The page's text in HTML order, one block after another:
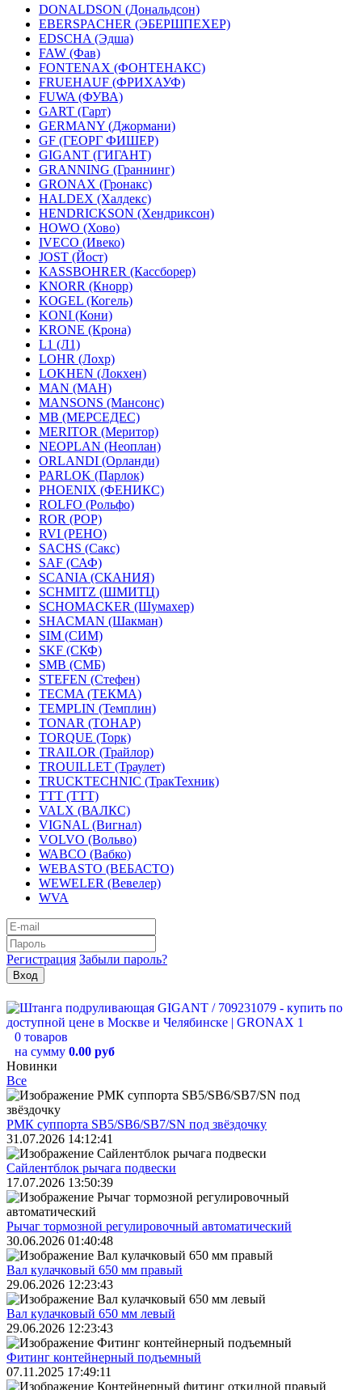
DONALDSON (Дональдсон)
EBERSPACHER (ЭБЕРШПЕХЕР)
EDSCHA (Эдша)
FAW (Фав)
FONTENAX (ФОНТЕНАКС)
FRUEHAUF (ФРИХАУФ)
FUWA (ФУВА)
GART (Гарт)
GERMANY (Джормани)
GF (ГЕОРГ ФИШЕР)
GIGANT (ГИГАНТ)
GRANNING (Граннинг)
GRONAX (Гронакс)
HALDEX (Халдекс)
HENDRICKSON (Хендриксон)
HOWO (Хово)
IVECO (Ивеко)
JOST (Йост)
KASSBOHRER (Касcборер)
KNORR (Кнорр)
KOGEL (Когель)
KONI (Кони)
KRONE (Крона)
L1 (Л1)
LOHR (Лохр)
LOKHEN (Локхен)
MAN (МАН)
MANSONS (Мансонс)
MB (МЕРСЕДЕС)
MERITOR (Меритор)
NEOPLAN (Неоплан)
ORLANDI (Орланди)
PARLOK (Парлок)
PHOENIX (ФЕНИКС)
ROLFO (Рольфо)
ROR (РОР)
RVI (РЕНО)
SACHS (Сакс)
SAF (САФ)
SCANIA (СКАНИЯ)
SCHMITZ (ШМИТЦ)
SCHOMACKER (Шумахер)
SHACMAN (Шакман)
SIM (СИМ)
SKF (СКФ)
SMB (СМБ)
STEFEN (Стефен)
TECMA (ТЕКМА)
TEMPLIN (Темплин)
TONAR (ТОНАР)
TORQUE (Торк)
TRAILOR (Трайлор)
TROUILLET (Траулет)
TRUCKTECHNIC (ТракТехник)
TTT (ТТТ)
VALX (ВАЛКС)
VIGNAL (Вигнал)
VOLVO (Вольво)
WABCO (Вабко)
WEBASTO (ВЕБАСТО)
WEWELER (Вевелер)
WVA
Регистрация Забыли пароль?
0 товаров
на сумму 0.00 руб
Новинки
Все
РМК суппорта SB5/SB6/SB7/SN под звёздочку
31.07.2026 14:12:41
Сайлентблок рычага подвески
17.07.2026 13:50:39
Рычаг тормозной регулировочный автоматический
30.06.2026 01:40:48
Вал кулачковый 650 мм правый
29.06.2026 12:23:43
Вал кулачковый 650 мм левый
29.06.2026 12:23:43
Фитинг контейнерный подъемный
07.11.2025 17:49:11